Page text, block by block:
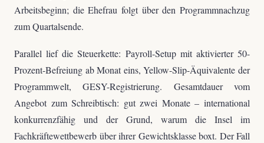
Arbeitsbeginn; die Ehefrau folgt über den Programmnachzug
zum Quartalsende.
Parallel lief die Steuerkette: Payroll-Setup mit aktivierter 50-
Prozent-Befreiung ab Monat eins, Yellow-Slip-Äquivalente der
Programmwelt, GESY-Registrierung. Gesamtdauer vom
Angebot zum Schreibtisch: gut zwei Monate – international
konkurrenzfähig und der Grund, warum die Insel im
Fachkräftewettbewerb über ihrer Gewichtsklasse boxt. Der Fall